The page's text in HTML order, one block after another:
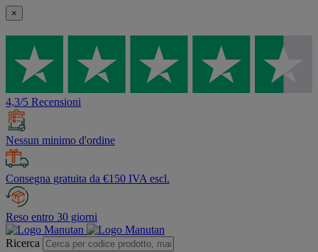
×
4,3/5 Recensioni
Nessun minimo d'ordine
Consegna gratuita da €150 IVA escl.
Reso entro 30 giorni
Ricerca